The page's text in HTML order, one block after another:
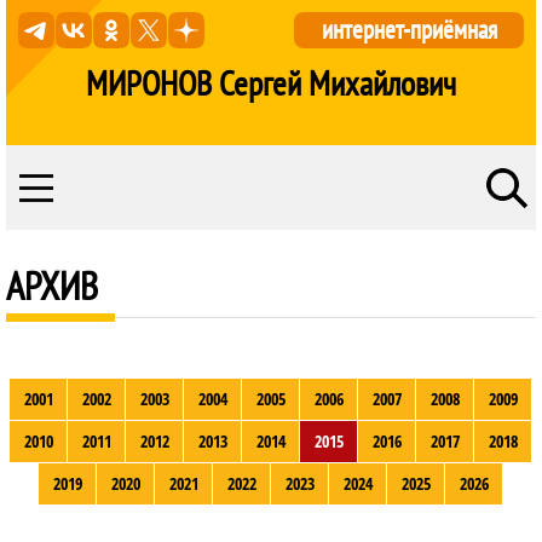
МИРОНОВ Сергей Михайлович
интернет-приёмная
АРХИВ
2001 2002 2003 2004 2005 2006 2007 2008
2009
2010
2011 2012 2013 2014 2015 2016 2017
2018
2019
2020 2021 2022 2023 2024 2025 2026